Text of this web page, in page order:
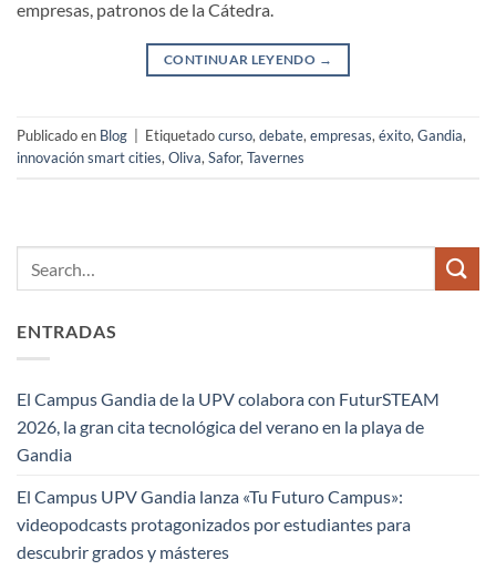
empresas, patronos de la Cátedra.
CONTINUAR LEYENDO →
Publicado en Blog Etiquetadocurso,debate,empresas,éxito,Gandia,
innovación smart cities,Oliva,Safor,Tavernes
ENTRADAS
El Campus Gandia de la UPV colabora con FuturSTEAM
2026, la gran cita tecnológica del verano en la playa de
Gandia
El Campus UPV Gandia lanza «Tu Futuro Campus»:
videopodcasts protagonizados por estudiantes para
descubrir grados y másteres